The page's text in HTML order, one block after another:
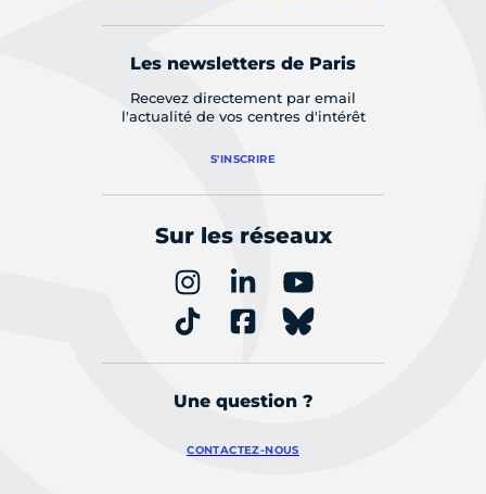
Les newsletters de Paris
Recevez directement par email
l'actualité de vos centres d'intérêt
S'INSCRIRE
Sur les réseaux
Une question ?
CONTACTEZ-NOUS